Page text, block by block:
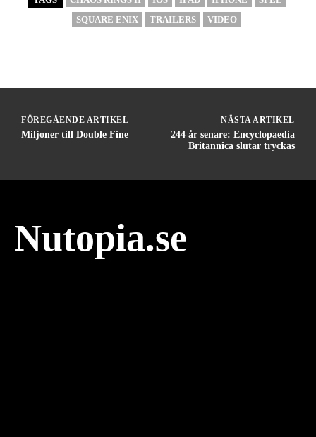
SQUARE ENIX
TRAILERS VIDEO
FÖREGÅENDE ARTIKEL
Miljoner till Double Fine
NÄSTA ARTIKEL
244 år senare: Encyclopaedia
Britannica slutar tryckas
Nutopia.se